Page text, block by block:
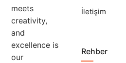
meets
creativity,
and
excellence is
our
İletişim
Rehber